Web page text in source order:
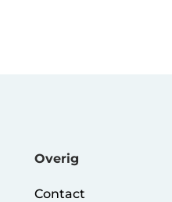
Overig
Contact